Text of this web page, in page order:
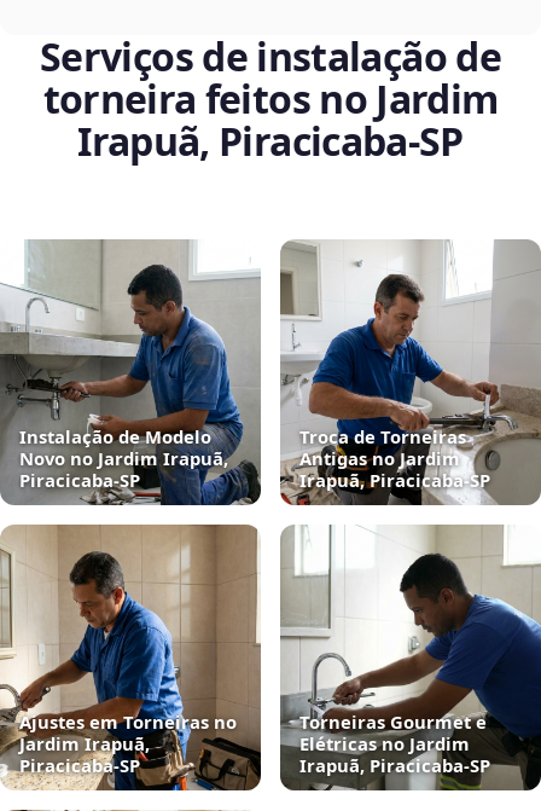
Serviços de instalação de
torneira feitos no Jardim
Irapuã, Piracicaba‑SP
Instalação de Modelo
Novo no Jardim Irapuã,
Piracicaba‑SP
Troca de Torneiras
Antigas no Jardim
Irapuã, Piracicaba‑SP
Ajustes em Torneiras no
Jardim Irapuã,
Piracicaba‑SP
Torneiras Gourmet e
Elétricas no Jardim
Irapuã, Piracicaba‑SP